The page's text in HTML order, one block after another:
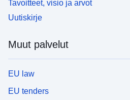
Tavoitteet, visio ja arvot
Uutiskirje
Muut palvelut
EU law
EU tenders